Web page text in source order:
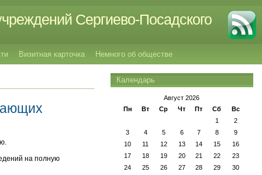
Сергиево-Посадского
Визитная карточка Немного об обществе
на полную
Календарь
Август 2026
Пн
Вт Ср Чт Пт Сб
Вс
1
2
3
4 5 6 7 8
9
10
11 12 13 14 15
16
17
18 19 20 21 22
23
24
25 26 27 28 29
30